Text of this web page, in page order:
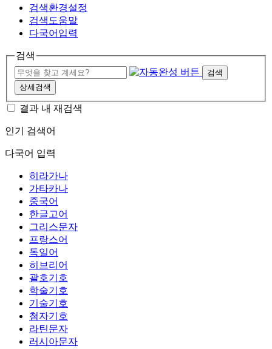
검색환경설정
검색도움말
다국어입력
검색
검색
상세검색
결과 내 재검색
인기 검색어
다국어 입력
히라가나
가타카나
중국어
한글고어
그리스문자
프랑스어
독일어
히브리어
괄호기호
학술기호
기술기호
첨자기호
라틴문자
러시아문자